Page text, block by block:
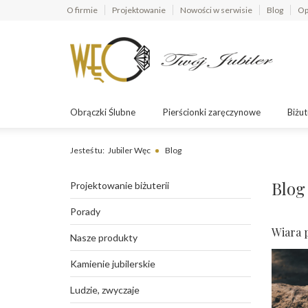
O firmie Projektowanie Nowości w serwisie Blog
Obrączki Ślubne Pierścionki zaręczynowe
Jesteś tu: Jubiler Węc Blog
Projektowanie biżuterii
Porady
Nasze produkty
Kamienie jubilerskie
Ludzie, zwyczaje
Blog
Wiara